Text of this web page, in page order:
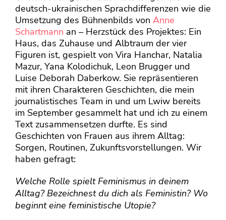
deutsch-ukrainischen Sprachdifferenzen wie die
Umsetzung des Bühnenbilds von Anne
Schartmann an – Herzstück des Projektes: Ein
Haus, das Zuhause und Albtraum der vier
Figuren ist, gespielt von Vira Hanchar, Natalia
Mazur, Yana Kolodichuk, Leon Brugger und
Luise Deborah Daberkow. Sie repräsentieren
mit ihren Charakteren Geschichten, die mein
journalistisches Team in und um Lwiw bereits
im September gesammelt hat und ich zu einem
Text zusammensetzen durfte. Es sind
Geschichten von Frauen aus ihrem Alltag:
Sorgen, Routinen, Zukunftsvorstellungen. Wir
haben gefragt:
Welche Rolle spielt Feminismus in deinem
Alltag? Bezeichnest du dich als Feministin? Wo
beginnt eine feministische Utopie?